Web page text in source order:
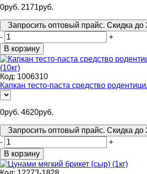
0руб. 2171руб.
Запросить оптовый прайс. Скидка до
-
+
В корзину
Код: 1006310
Капкан тесто-паста средство
0руб. 4620руб.
Запросить оптовый прайс. Скидка до
-
+
В корзину